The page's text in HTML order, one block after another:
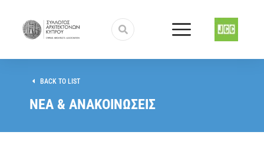
BACK TO LIST
ΝΕΑ & ΑΝΑΚΟΙΝΩΣΕΙΣ